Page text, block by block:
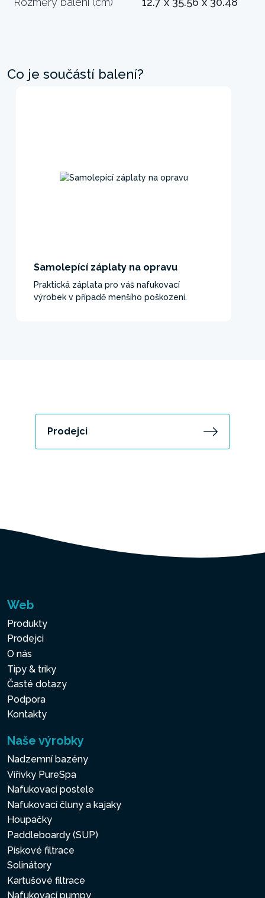
Co je součástí balení?
Samolepící záplaty na opravu
Praktická záplata pro váš nafukovací
výrobek v případě menšího poškození.
Prodejci
Web
Produkty
Prodejci
O nás
Tipy & triky
Časté dotazy
Podpora
Kontakty
Naše výrobky
Nadzemní bazény
Vířivky PureSpa
Nafukovací postele
Nafukovací čluny a kajaky
Houpačky
Paddleboardy (SUP)
Pískové filtrace
Solinátory
Kartušové filtrace
Nafukovací pumpy